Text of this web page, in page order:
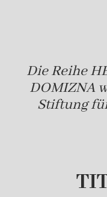
Die Reihe
DOMIZNA
Stiftung